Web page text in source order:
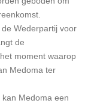
Wederpartij voor
de
moment waarop
Medoma ter
Medoma een